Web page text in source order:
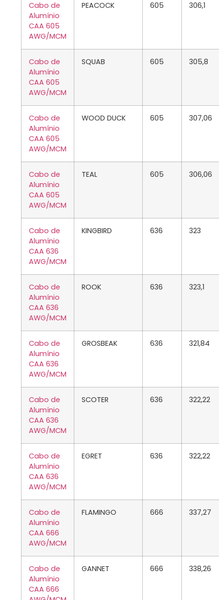
Cabo de
Alumínio
CAA 605
AWG/MCM
PEACOCK 605 306,1
Cabo de
Alumínio
CAA 605
AWG/MCM
SQUAB 605 305,8
Cabo de
Alumínio
CAA 605
AWG/MCM
WOOD DUCK 605 307,06
Cabo de
Alumínio
CAA 605
AWG/MCM
TEAL 605 306,06
Cabo de
Alumínio
CAA 636
AWG/MCM
KINGBIRD 636 323
Cabo de
Alumínio
CAA 636
AWG/MCM
ROOK 636 323,1
Cabo de
Alumínio
CAA 636
AWG/MCM
GROSBEAK 636 321,84
Cabo de
Alumínio
CAA 636
AWG/MCM
SCOTER 636 322,22
Cabo de
Alumínio
CAA 636
AWG/MCM
EGRET 636 322,22
Cabo de
Alumínio
CAA 666
AWG/MCM
FLAMINGO 666 337,27
Cabo de
Alumínio
CAA 666
GANNET 666 338,26